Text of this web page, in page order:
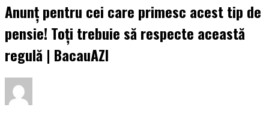
Anunț pentru cei care primesc acest tip de
pensie! Toți trebuie să respecte această
regulă | BacauAZI